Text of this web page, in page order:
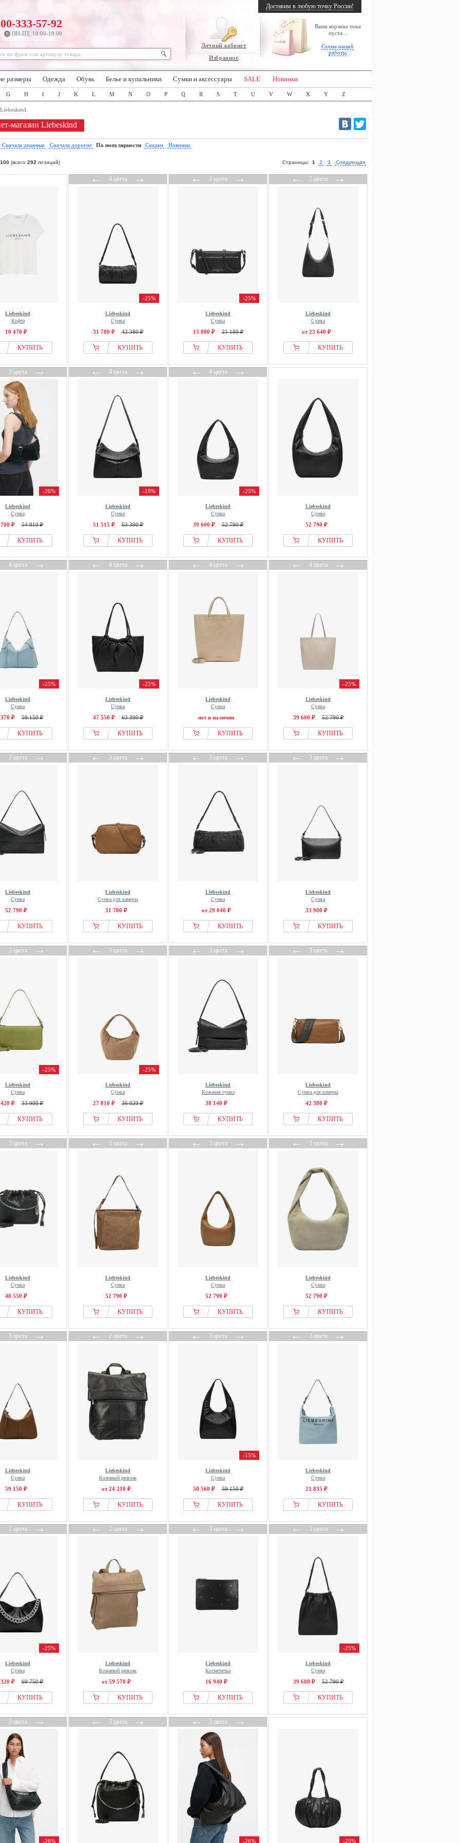
Личный кабинет
Избранное
Ваша корзина пока
пуста...
Схема нашей
работы
333-57-92
ПН-ПТ, 10:00-18:00
Доставим в любую точку России!
размеры Одежда Обувь Белье и купальники Сумки и аксессуары SALE Новинки
G H I J K L M N O P Q R S T U V W X Y Z
Liebeskind
магазин Liebeskind
Сначала дешевые Сначала дорогие По популярности Скидки Новинки
100 (всего 292 позиций) Страницы: 1 2 3 Следующая
Liebeskind
Кофта
10 470 ₽
КУПИТЬ
←4 цвета→
-25%
Liebeskind
Сумка
31 780 ₽ 42 380 ₽
КУПИТЬ
←3 цвета→
-25%
Liebeskind
Сумка
15 880 ₽ 21 180 ₽
КУПИТЬ
←2 цвета→
Liebeskind
Сумка
от 23 640 ₽
КУПИТЬ
3 цвета→
-26%
Liebeskind
Сумка
₽ 54 910 ₽
КУПИТЬ
←4 цвета→
-19%
Liebeskind
Сумка
51 515 ₽ 63 390 ₽
КУПИТЬ
←4 цвета→
-25%
Liebeskind
Сумка
39 600 ₽ 52 790 ₽
КУПИТЬ
Liebeskind
Сумка
52 790 ₽
КУПИТЬ
4 цвета→
-25%
Liebeskind
Сумка
₽ 59 150 ₽
КУПИТЬ
←4 цвета→
-25%
Liebeskind
Сумка
47 550 ₽ 63 390 ₽
КУПИТЬ
←4 цвета→
Liebeskind
Сумка
нет в наличии
КУПИТЬ
←4 цвета→
-25%
Liebeskind
Сумка
39 600 ₽ 52 790 ₽
КУПИТЬ
3 цвета→
Liebeskind
Сумка
52 790 ₽
КУПИТЬ
←3 цвета→
Liebeskind
Сумка для камеры
31 780 ₽
КУПИТЬ
←3 цвета→
Liebeskind
Сумка
от 29 040 ₽
КУПИТЬ
←3 цвета→
Liebeskind
Сумка
33 900 ₽
КУПИТЬ
3 цвета→
-25%
Liebeskind
Сумка
₽ 33 900 ₽
КУПИТЬ
←3 цвета→
-25%
Liebeskind
Сумка
27 010 ₽ 36 020 ₽
КУПИТЬ
←3 цвета→
Liebeskind
Кожаная сумка
38 140 ₽
КУПИТЬ
←3 цвета→
Liebeskind
Сумка для камеры
42 380 ₽
КУПИТЬ
3 цвета→
Liebeskind
Сумка
48 550 ₽
КУПИТЬ
←3 цвета→
Liebeskind
Сумка
52 790 ₽
КУПИТЬ
←3 цвета→
Liebeskind
Сумка
52 790 ₽
КУПИТЬ
←3 цвета→
Liebeskind
Сумка
52 790 ₽
КУПИТЬ
3 цвета→
Liebeskind
Сумка
59 150 ₽
КУПИТЬ
←2 цвета→
Liebeskind
Кожаный рюкзак
от 24 210 ₽
КУПИТЬ
←3 цвета→
-15%
Liebeskind
Сумка
50 560 ₽ 59 150 ₽
КУПИТЬ
←2 цвета→
Liebeskind
Сумка
21 835 ₽
КУПИТЬ
2 цвета→
-25%
Liebeskind
Сумка
₽ 69 750 ₽
КУПИТЬ
←2 цвета→
Liebeskind
Кожаный рюкзак
от 59 570 ₽
КУПИТЬ
←3 цвета→
Liebeskind
Косметичка
16 940 ₽
КУПИТЬ
←3 цвета→
-25%
Liebeskind
Сумка
39 600 ₽ 52 790 ₽
КУПИТЬ
3 цвета→
-26%
←3 цвета→ ←3 цвета→
-26% -25%